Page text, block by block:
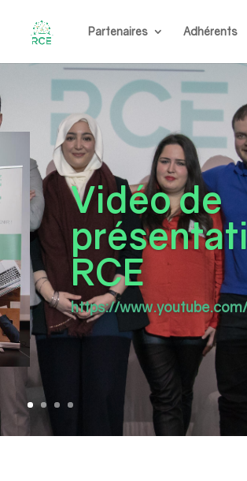
Partenaires Adhérents
Vidéo de
RCE
https://